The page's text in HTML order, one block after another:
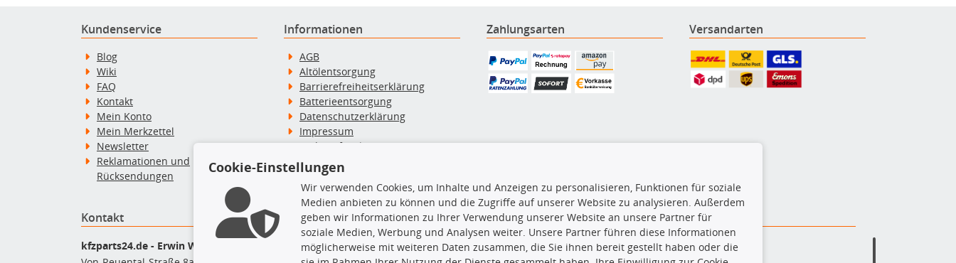
Kundenservice
Blog
Wiki
FAQ
Kontakt
Mein Konto
Mein Merkzettel
Newsletter
Reklamationen und
Rücksendungen
Informationen
AGB
Altölentsorgung
Barrierefreiheitserklärung
Batterieentsorgung
Datenschutzerklärung
Impressum
Widerrufsbelehrung
Widerruf des Vertrags
Zahlung & Versand
Zahlungsarten Versandarten
Kontakt
kfzparts24.de - Erwin Weber GmbH
Top Produkte
Dachboxen
Dachgrundträger
TecDoc Inside
Cookie-Einstellungen
Wir verwenden Cookies, um Inhalte und Anzeigen zu personalisieren, Funktionen für soziale
Medien anbieten zu können und die Zugriffe auf unserer Website zu analysieren. Außerdem
geben wir Informationen zu Ihrer Verwendung unserer Website an unsere Partner für
soziale Medien, Werbung und Analysen weiter. Unsere Partner führen diese Informationen
möglicherweise mit weiteren Daten zusammen, die Sie ihnen bereit gestellt haben oder die